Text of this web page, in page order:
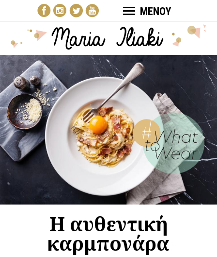
ΜΕΝΟΥ
Η αυθεντική
καρμπονάρα